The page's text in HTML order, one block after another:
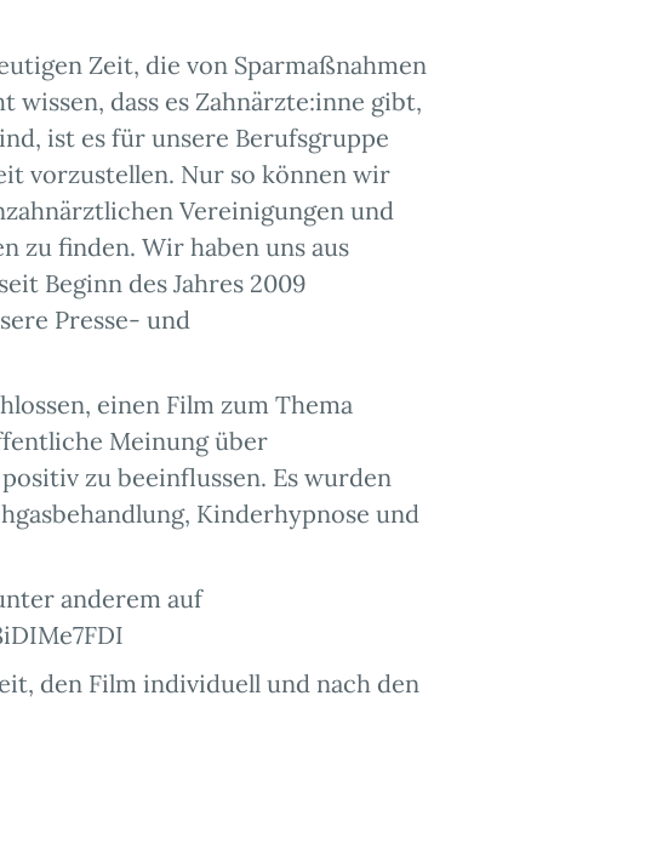
Zeit, die von Sparmaßnahmen
wissen, dass es Zahnärzte:inne gibt,
ist es für unsere Berufsgruppe
vorzustellen. Nur so können wir
Vereinigungen und
zu finden. Wir haben uns aus
Beginn des Jahres 2009
Presse- und
einen Film zum Thema
Meinung über
zu beeinflussen. Es wurden
Kinderhypnose und
anderem auf
den Film individuell und nach den